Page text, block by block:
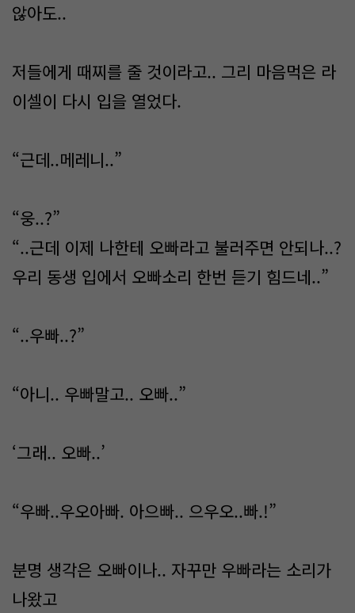
않아도..
저들에게 때찌를 줄 것이라고.. 그리 마음먹은 라
이셀이 다시 입을 열었다.
“근데..메레니..”
“웅..?”
“..근데 이제 나한테 오빠라고 불러주면 안되나..?
우리 동생 입에서 오빠소리 한번 듣기 힘드네..”
“..우빠..?”
“아니.. 우빠말고.. 오빠..”
‘그래.. 오빠..’
“우빠..우오아빠. 아으빠.. 으우오..빠.!”
분명 생각은 오빠이나.. 자꾸만 우빠라는 소리가
나왔고